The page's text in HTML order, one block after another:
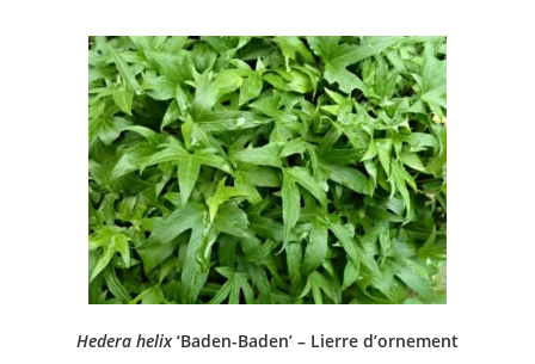
Hedera helix‘Baden-Baden’ – Lierre d’ornement